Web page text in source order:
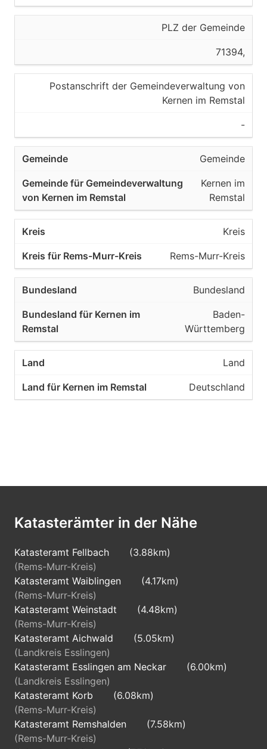
PLZ der Gemeinde
71394,
Postanschrift der Gemeindeverwaltung von
Kernen im Remstal
-
Gemeinde
Kernen im
Remstal
Kreis
Rems-Murr-Kreis
Bundesland
Baden-
Württemberg
Land
Deutschland
Katasterämter in der Nähe
Katasteramt Fellbach
(3.88km)
(Rems-Murr-Kreis)
Katasteramt Waiblingen
(4.17km)
(Rems-Murr-Kreis)
Katasteramt Weinstadt
(4.48km)
(Rems-Murr-Kreis)
Katasteramt Aichwald
(5.05km)
(Landkreis Esslingen)
Katasteramt Esslingen am Neckar
(6.00km)
(Landkreis Esslingen)
Katasteramt Korb
(6.08km)
(Rems-Murr-Kreis)
Katasteramt Remshalden
(7.58km)
(Rems-Murr-Kreis)